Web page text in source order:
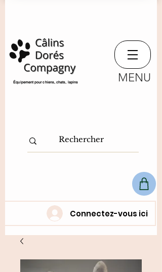
​Équipement pour chiens, chats, lapins MENU
Connectez-vous ici